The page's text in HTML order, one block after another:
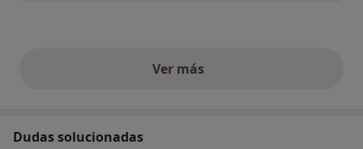
Ver másopiniones anteriores
Dudas solucionadas